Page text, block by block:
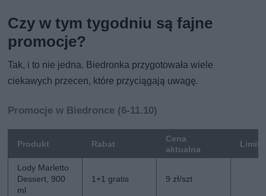
Czy w tym tygodniu są fajne
promocje?
Tak, i to nie jedna. Biedronka przygotowała wiele
ciekawych przecen, które przyciągają uwagę.
Promocje w Biedronce (6-11.10)
Produkt Rabat
Cena
aktualna
Limit
Lody Marletto
Dessert, 900
ml
1+1 gratis 9 zł/szt